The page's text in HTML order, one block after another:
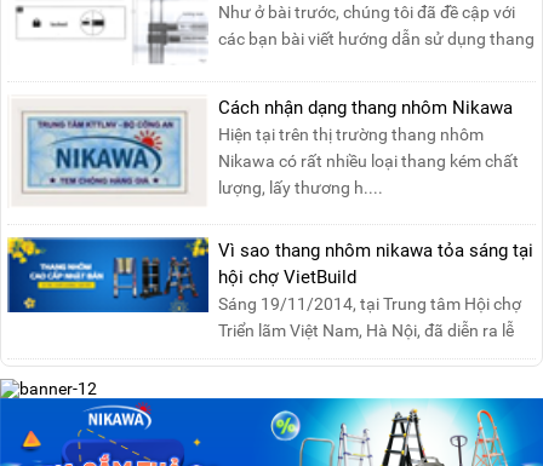
Như ở bài trước, chúng tôi đã đề cập với
các bạn bài viết hướng dẫn sử dụng thang
Cách nhận dạng thang nhôm Nikawa
Hiện tại trên thị trường thang nhôm
Nikawa có rất nhiều loại thang kém chất
lượng, lấy thương h....
Vì sao thang nhôm nikawa tỏa sáng tại
hội chợ VietBuild
Sáng 19/11/2014, tại Trung tâm Hội chợ
Triển lãm Việt Nam, Hà Nội, đã diễn ra lễ
khai mạc “Triể....